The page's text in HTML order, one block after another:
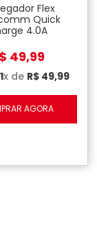
Flex
Quick
4.0A
49,99
1x de R$ 49,99
AGORA